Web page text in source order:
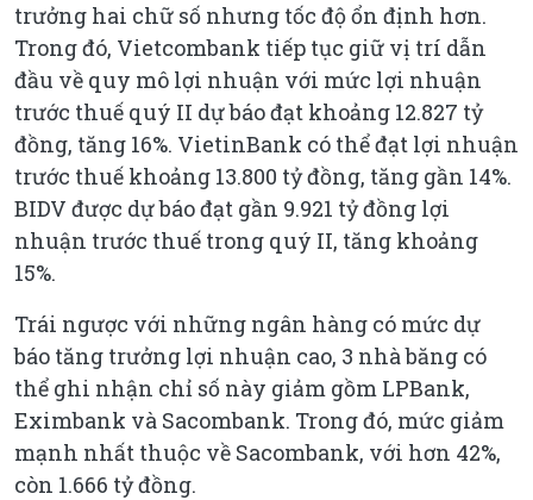
trưởng hai chữ số nhưng tốc độ ổn định hơn.
Trong đó, Vietcombank tiếp tục giữ vị trí dẫn
đầu về quy mô lợi nhuận với mức lợi nhuận
trước thuế quý II dự báo đạt khoảng 12.827 tỷ
đồng, tăng 16%. VietinBank có thể đạt lợi nhuận
trước thuế khoảng 13.800 tỷ đồng, tăng gần 14%.
BIDV được dự báo đạt gần 9.921 tỷ đồng lợi
nhuận trước thuế trong quý II, tăng khoảng
15%.
Trái ngược với những ngân hàng có mức dự
báo tăng trưởng lợi nhuận cao, 3 nhà băng có
thể ghi nhận chỉ số này giảm gồm LPBank,
Eximbank và Sacombank. Trong đó, mức giảm
mạnh nhất thuộc về Sacombank, với hơn 42%,
còn 1.666 tỷ đồng.